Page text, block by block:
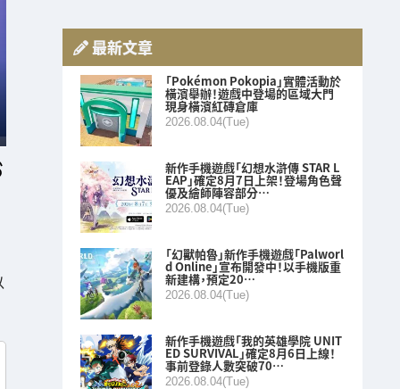
最新文章
「Pokémon Pokopia」實體活動於
橫濱舉辦！遊戲中登場的區域大門
現身橫濱紅磚倉庫
2026.08.04(Tue)
新作手機遊戲「幻想水滸傳 STAR L
EAP」確定8月7日上架！登場角色聲
優及繪師陣容部分…
2026.08.04(Tue)
「幻獸帕魯」新作手機遊戲「Palworl
d Online」宣布開發中！以手機版重
新建構，預定20…
2026.08.04(Tue)
新作手機遊戲「我的英雄學院 UNIT
ED SURVIVAL」確定8月6日上線！
事前登錄人數突破70…
2026.08.04(Tue)